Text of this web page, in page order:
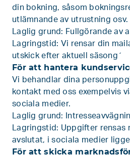
din bokning, såsom
utlämnande av utrustning osv.
Laglig grund: Fullgörande av
Lagringstid: Vi rensar din
utskick efter aktuell säsong´
För att hantera
Vi behandlar dina
kontakt med oss exempelvis
sociala medier.
Laglig grund:
Lagringstid: Uppgifter rensas
avslutat, i sociala medier
För att skicka